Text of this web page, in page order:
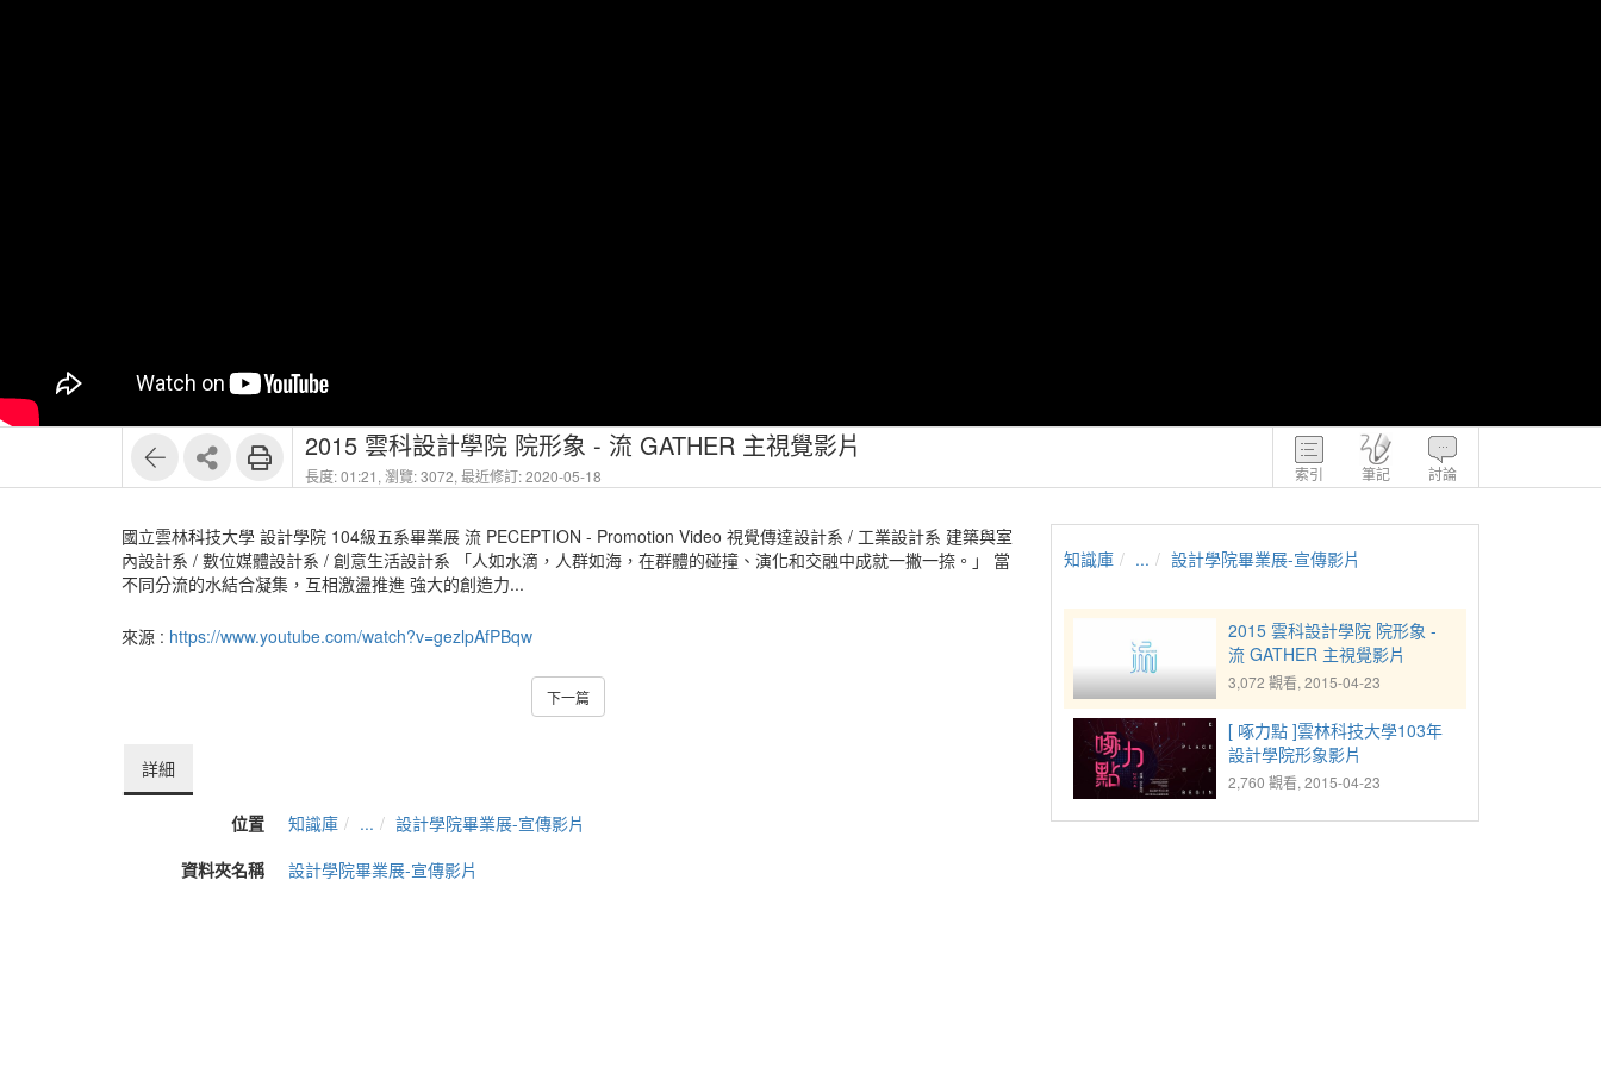
索引 筆記 討論
2015 雲科設計學院 院形象 - 流 GATHER 主視覺影片
長度: 01:21, 瀏覽: 3072, 最近修訂: 2020-05-18
國立雲林科技大學 設計學院 104級五系畢業展 流 PECEPTION - Promotion Video 視覺傳達設計系 / 工業設計系 建築與室
內設計系 / 數位媒體設計系 / 創意生活設計系 「人如水滴，人群如海，在群體的碰撞、演化和交融中成就一撇一捺。」 當
不同分流的水結合凝集，互相激盪推進 強大的創造力...
來源 : https://www.youtube.com/watch?v=gezlpAfPBqw
下一篇
詳細
位置 知識庫 ...
設計學院畢業展-宣傳影片
資料夾名稱
設計學院畢業展-宣傳影片
知識庫 ... 設計學院畢業展-宣傳影片
2015 雲科設計學院 院形象 -
流 GATHER 主視覺影片
3,072 觀看, 2015-04-23
[ 啄力點 ]雲林科技大學103年
設計學院形象影片
2,760 觀看, 2015-04-23